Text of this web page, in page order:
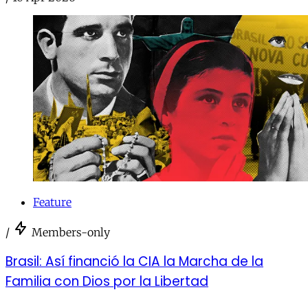
Feature
/ Members-only
Brasil: Así financió la CIA la Marcha de la
Familia con Dios por la Libertad